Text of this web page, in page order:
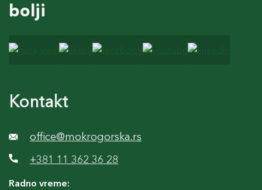
bolji
Kontakt
office@mokrogorska.rs
+381 11 362 36 28
Radno vreme: